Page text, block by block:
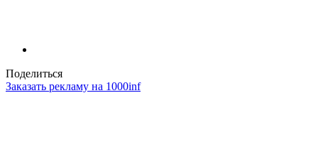
Поделиться
Заказать рекламу на 1000inf